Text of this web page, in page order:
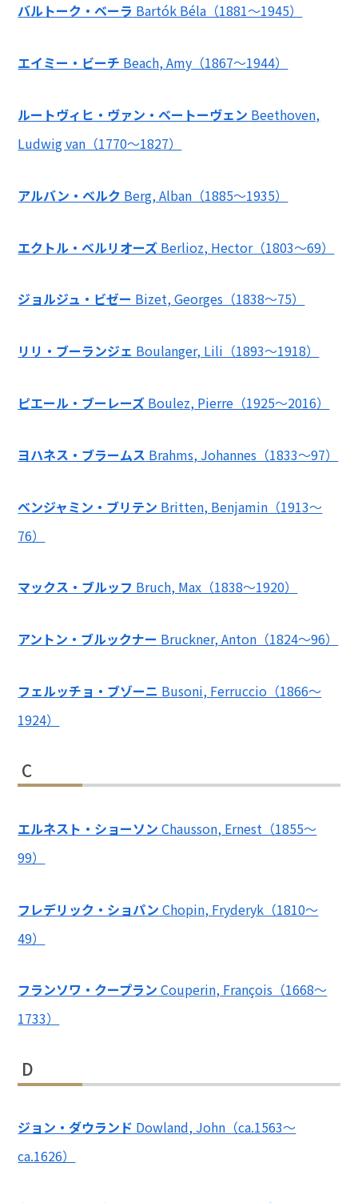
バルトーク・ベーラ Bartók Béla（1881～1945）
エイミー・ビーチ Beach, Amy（1867～1944）
ルートヴィヒ・ヴァン・ベートーヴェン Beethoven,
Ludwig van（1770～1827）
アルバン・ベルク Berg, Alban（1885～1935）
エクトル・ベルリオーズ Berlioz, Hector（1803～69）
ジョルジュ・ビゼー Bizet, Georges（1838～75）
リリ・ブーランジェ Boulanger, Lili（1893～1918）
ピエール・ブーレーズ Boulez, Pierre（1925～2016）
ヨハネス・ブラームス Brahms, Johannes（1833〜97）
ベンジャミン・ブリテン Britten, Benjamin（1913～
76）
マックス・ブルッフ Bruch, Max（1838～1920）
アントン・ブルックナー Bruckner, Anton（1824～96）
フェルッチョ・ブゾーニ Busoni, Ferruccio（1866～
1924）
C
エルネスト・ショーソン Chausson, Ernest（1855～
99）
フレデリック・ショパン Chopin, Fryderyk（1810～
49）
フランソワ・クープラン Couperin, François（1668～
1733）
D
ジョン・ダウランド Dowland, John（ca.1563～
ca.1626）